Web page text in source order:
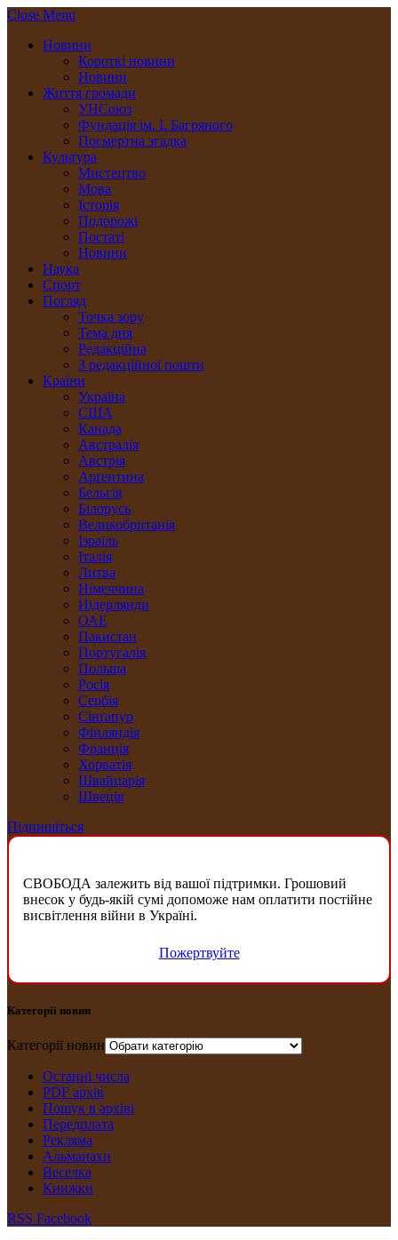
Close Menu
Новини
Короткі новини
Новини
Життя громади
УНСоюз
Фундація ім. І. Багряного
Посмертна згадка
Культура
Мистецтво
Мова
Історія
Подорожі
Постаті
Новини
Наука
Спорт
Погляд
Точка зору
Тема дня
Редакційна
З редакційної пошти
Країни
Україна
США
Канада
Австралія
Австрія
Арґентина
Бельгія
Білорусь
Великобританія
Ізраїль
Італія
Литва
Німеччина
Нідерлянди
ОАЕ
Пакистан
Португалія
Польща
Росія
Сербія
Сінґапур
Фінляндія
Франція
Хорватія
Швайцарія
Швеція
Підпишіться
СВОБОДА залежить від вашої підтримки. Грошовий
внесок у будь-якій сумі допоможе нам оплатити постійне
висвітлення війни в Україні.
Пожертвуйте
Категорії новин
Категорії новин
Останні числа
PDF архів
Пошук в архіві
Передплата
Рекляма
Альманахи
Веселка
Книжки
RSS Facebook